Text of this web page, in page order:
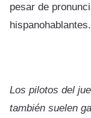
pesar de
hispanohablantes.
Los pilotos del
también suelen